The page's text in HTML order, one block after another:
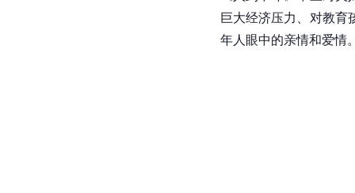
巨大经济压力、对教育
年人眼中的亲情和爱情